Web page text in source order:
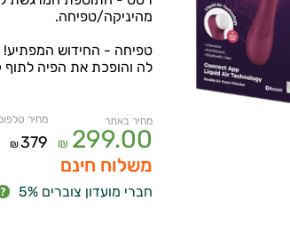
מהיניקה/טפיחה.
טפיחה - החידוש
לה והופכת את הפיה לתוף
מחיר באתר
299.00
₪
מחיר
379
₪
משלוח חינם
חברי מועדון צוברים 5%